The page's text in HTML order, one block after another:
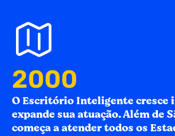
2012
O Escritório Inteligente cresce
expande sua atuação. Além de
começa a atender todos os